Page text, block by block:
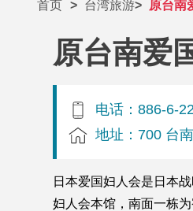
首页
台湾旅游 原台南
原台南爱
电话：886-6-
地址：700 台
日本爱国妇人会是日本
妇人会本馆，南面一栋